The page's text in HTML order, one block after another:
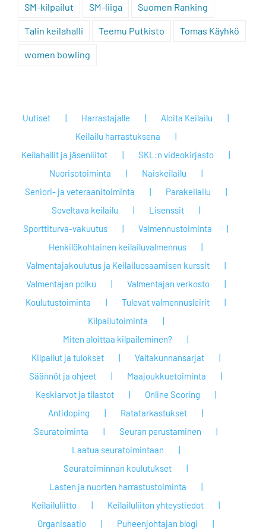
SM-kilpailut SM-liiga Suomen Ranking
Talin keilahalli Teemu Putkisto Tomas Käyhkö
women bowling
Uutiset Harrastajalle
Aloita Keilailu
Keilailu harrastuksena
Keilahallit ja jäsenliitot
SKL:n videokirjasto
Nuorisotoiminta
Naiskeilailu
Seniori- ja veteraanitoiminta
Parakeilailu
Soveltava keilailu
Lisenssit
Sporttiturva-vakuutus
Valmennustoiminta
Henkilökohtainen keilailuvalmennus
Valmentajakoulutus ja Keilailuosaamisen kurssit
Valmentajan polku
Valmentajan verkosto
Koulutustoiminta
Tulevat valmennusleirit
Kilpailutoiminta
Miten aloittaa kilpaileminen?
Kilpailut ja tulokset
Valtakunnansarjat
Säännöt ja ohjeet
Maajoukkuetoiminta
Keskiarvot ja tilastot
Online Scoring
Antidoping
Ratatarkastukset
Seuratoiminta
Seuran perustaminen
Laatua seuratoimintaan
Seuratoiminnan koulutukset
Lasten ja nuorten harrastustoiminta
Keilailuliitto
Keilailuliiton yhteystiedot
Organisaatio
Puheenjohtajan blogi